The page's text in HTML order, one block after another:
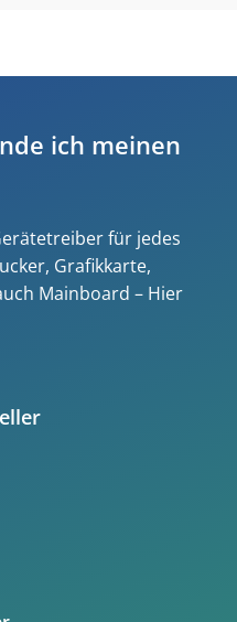
ich meinen
für jedes
Grafikkarte,
Mainboard – Hier